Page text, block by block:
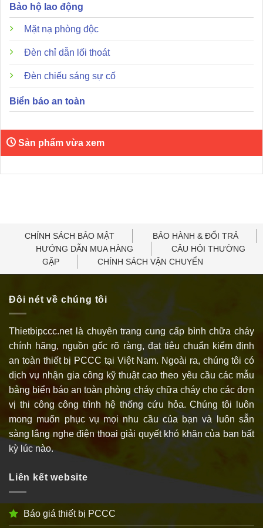
Bảo hộ lao động
Mặt nạ phòng độc
Đèn chỉ dẫn lối thoát
Đèn chiếu sáng sự cố
Biển báo an toàn
Sản phẩm vừa xem
CHÍNH SÁCH BẢO MẬT
BẢO HÀNH & ĐỔI TRẢ
HƯỚNG DẪN MUA HÀNG
CÂU HỎI THƯỜNG
GẶP
CHÍNH SÁCH VẬN CHUYỂN
Đôi nét về chúng tôi
Thietbipccc.net là chuyên trang cung cấp bình chữa cháy
chính hãng, nguồn gốc rõ ràng, đạt tiêu chuẩn kiểm định
an toàn thiết bị PCCC tại Việt Nam. Ngoài ra, chúng tôi có
dịch vụ nhận gia công kỹ thuật cao theo yêu cầu các mẫu
bảng biển báo an toàn phòng cháy chữa cháy cho các đơn
vị thi công công trình hệ thống cứu hỏa. Chúng tôi luôn
mong muốn phục vụ mọi nhu cầu của bạn và luôn sẵn
sàng lắng nghe điện thoại giải quyết khó khăn của bạn bất
kỳ lúc nào.
Liên kết website
Báo giá thiết bị PCCC